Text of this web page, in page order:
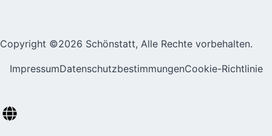
Copyright ©2026 Schönstatt, Alle Rechte vorbehalten.
ImpressumDatenschutzbestimmungenCookie-Richtlinie